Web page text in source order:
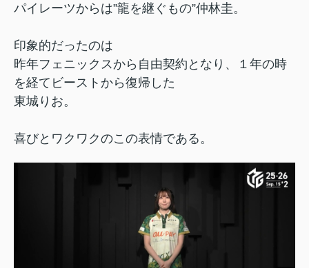
パイレーツからは”龍を継ぐもの”仲林圭。
印象的だったのは
昨年フェニックスから自由契約となり、１年の時
を経てビーストから復帰した
東城りお。
喜びとワクワクのこの表情である。